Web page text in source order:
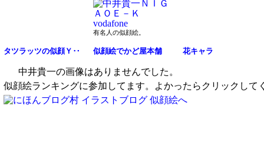
有名人の似顔絵。
タツラッツの似顔Ｙ‥ 似顔絵でかど屋本舗 花キャラ
中井貴一の画像はありませんでした。
似顔絵ランキングに参加してます。よかったらクリックして